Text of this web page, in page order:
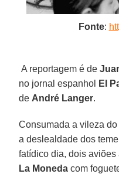
Fonte:
A reportagem é de
no jornal espanhol
El
de André Langer.
Consumada a vileza do
a deslealdade dos
fatídico dia, dois aviões
La Moneda com